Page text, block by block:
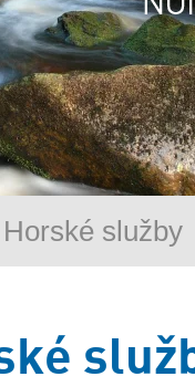
služby